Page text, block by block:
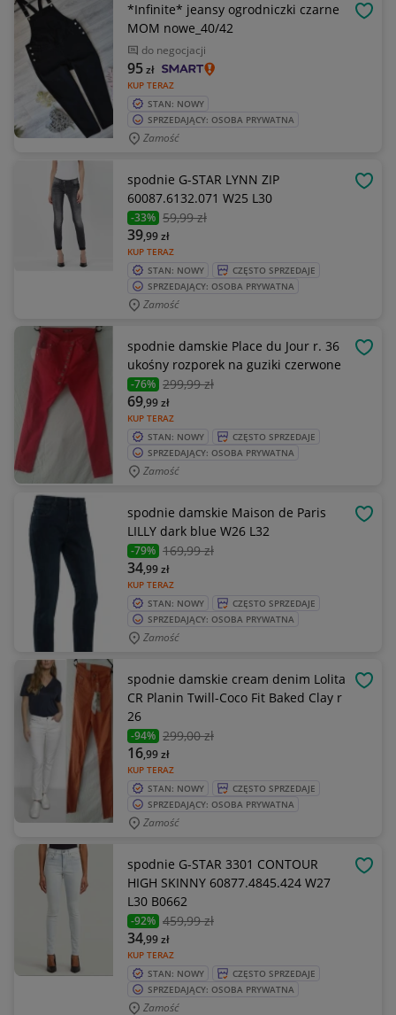
*Infinite* jeansy ogrodniczki czarne
MOM nowe_40/42
do negocjacji
KUP TERAZ
95zł
STAN: NOWY
SPRZEDAJĄCY: OSOBA PRYWATNA
Zamość
spodnie G-STAR LYNN ZIP
60087.6132.071 W25 L30
-33% 59,99 zł
KUP TERAZ
39,99zł
STAN: NOWY
CZĘSTO SPRZEDAJE
SPRZEDAJĄCY: OSOBA PRYWATNA
Zamość
spodnie damskie Place du Jour r. 36
ukośny rozporek na guziki czerwone
-76% 299,99 zł
KUP TERAZ
69,99zł
STAN: NOWY
CZĘSTO SPRZEDAJE
SPRZEDAJĄCY: OSOBA PRYWATNA
Zamość
spodnie damskie Maison de Paris
LILLY dark blue W26 L32
-79% 169,99 zł
KUP TERAZ
34,99zł
STAN: NOWY
CZĘSTO SPRZEDAJE
SPRZEDAJĄCY: OSOBA PRYWATNA
Zamość
spodnie damskie cream denim Lolita
CR Planin Twill-Coco Fit Baked Clay r
26
-94% 299,00 zł
KUP TERAZ
16,99zł
STAN: NOWY
CZĘSTO SPRZEDAJE
SPRZEDAJĄCY: OSOBA PRYWATNA
Zamość
spodnie G-STAR 3301 CONTOUR
HIGH SKINNY 60877.4845.424 W27
L30 B0662
-92% 459,99 zł
KUP TERAZ
34,99zł
STAN: NOWY
CZĘSTO SPRZEDAJE
SPRZEDAJĄCY: OSOBA PRYWATNA
Zamość